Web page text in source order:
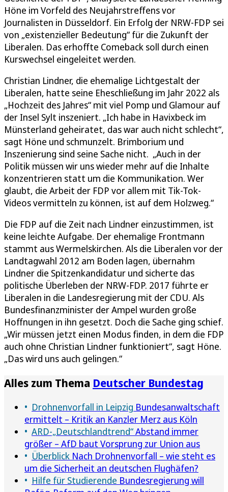
Höne im Vorfeld des Neujahrstreffens vor
Journalisten in Düsseldorf. Ein Erfolg der NRW-FDP sei
von „existenzieller Bedeutung“ für die Zukunft der
Liberalen. Das erhoffte Comeback soll durch einen
Kurswechsel eingeleitet werden.
Christian Lindner, die ehemalige Lichtgestalt der
Liberalen, hatte seine Eheschließung im Jahr 2022 als
„Hochzeit des Jahres“ mit viel Pomp und Glamour auf
der Insel Sylt inszeniert. „Ich habe in Havixbeck im
Münsterland geheiratet, das war auch nicht schlecht“,
sagt Höne und schmunzelt. Brimborium und
Inszenierung sind seine Sache nicht. „Auch in der
Politik müssen wir uns wieder mehr auf die Inhalte
konzentrieren statt um die Kommunikation. Wer
glaubt, die Arbeit der FDP vor allem mit Tik-Tok-
Videos vermitteln zu können, ist auf dem Holzweg.“
Die FDP auf die Zeit nach Lindner einzustimmen, ist
keine leichte Aufgabe. Der ehemalige Frontmann
stammt aus Wermelskirchen. Als die Liberalen vor der
Landtagwahl 2012 am Boden lagen, übernahm
Lindner die Spitzenkandidatur und sicherte das
politische Überleben der NRW-FDP. 2017 führte er
Liberalen in die Landesregierung mit der CDU. Als
Bundesfinanzminister der Ampel wurden große
Hoffnungen in ihn gesetzt. Doch die Sache ging schief.
„Wir müssen jetzt einen Modus finden, in dem die FDP
auch ohne Christian Lindner funktioniert“, sagt Höne.
„Das wird uns auch gelingen.“
Alles zum Thema Deutscher Bundestag
Drohnenvorfall in Leipzig Bundesanwaltschaft
ermittelt – Kritik an Kanzler Merz aus Köln
ARD-„Deutschlandtrend“Abstand immer
größer – AfD baut Vorsprung zur Union aus
Überblick Nach Drohnenvorfall – wie steht es
um die Sicherheit an deutschen Flughäfen?
Hilfe für Studierende Bundesregierung will